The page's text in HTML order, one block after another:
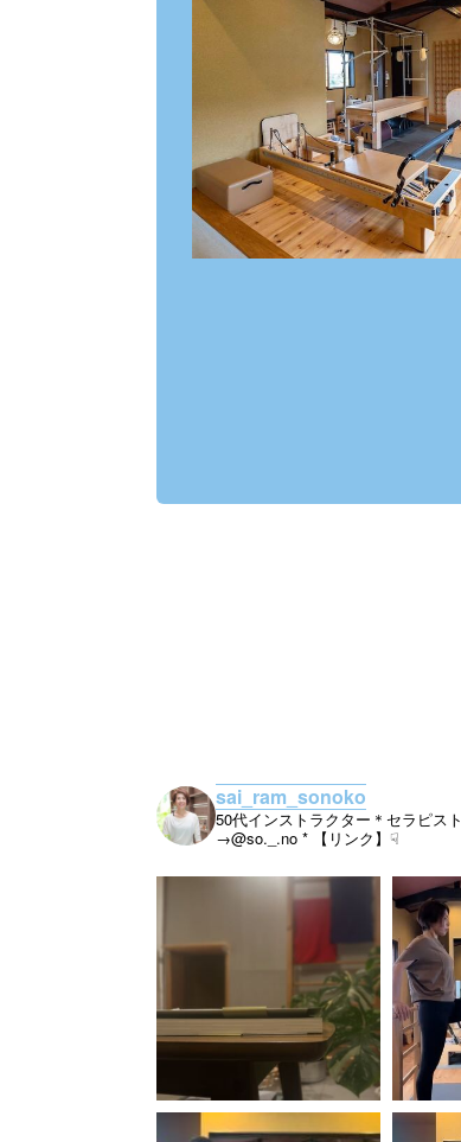
sai_ram_sonoko
50代インストラクター＊セラピスト
→@so._.no * 【リンク】☟